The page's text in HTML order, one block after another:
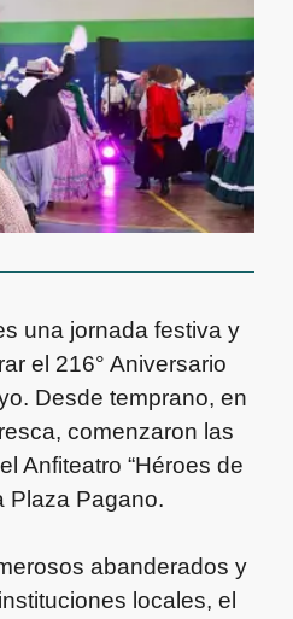
una jornada festiva y
el 216° Aniversario
Desde temprano, en
comenzaron las
Anfiteatro “Héroes de
Plaza Pagano.
abanderados y
locales, el